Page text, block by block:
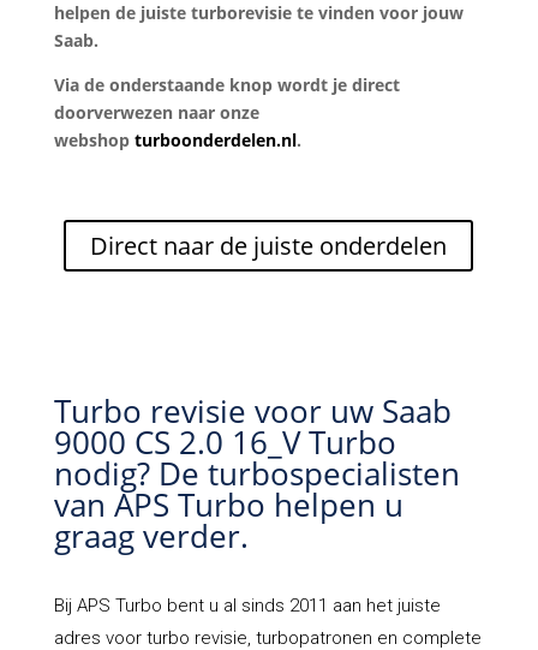
helpen de juiste turborevisie te vinden voor jouw
Saab.
Via de onderstaande knop wordt je direct
doorverwezen naar onze
webshop turboonderdelen.nl.
Direct naar de juiste onderdelen
Turbo revisie voor uw Saab
9000 CS 2.0 16_V Turbo
nodig? De turbospecialisten
van APS Turbo helpen u
graag verder.
Bij APS Turbo bent u al sinds 2011 aan het juiste
adres voor turbo revisie, turbopatronen en complete